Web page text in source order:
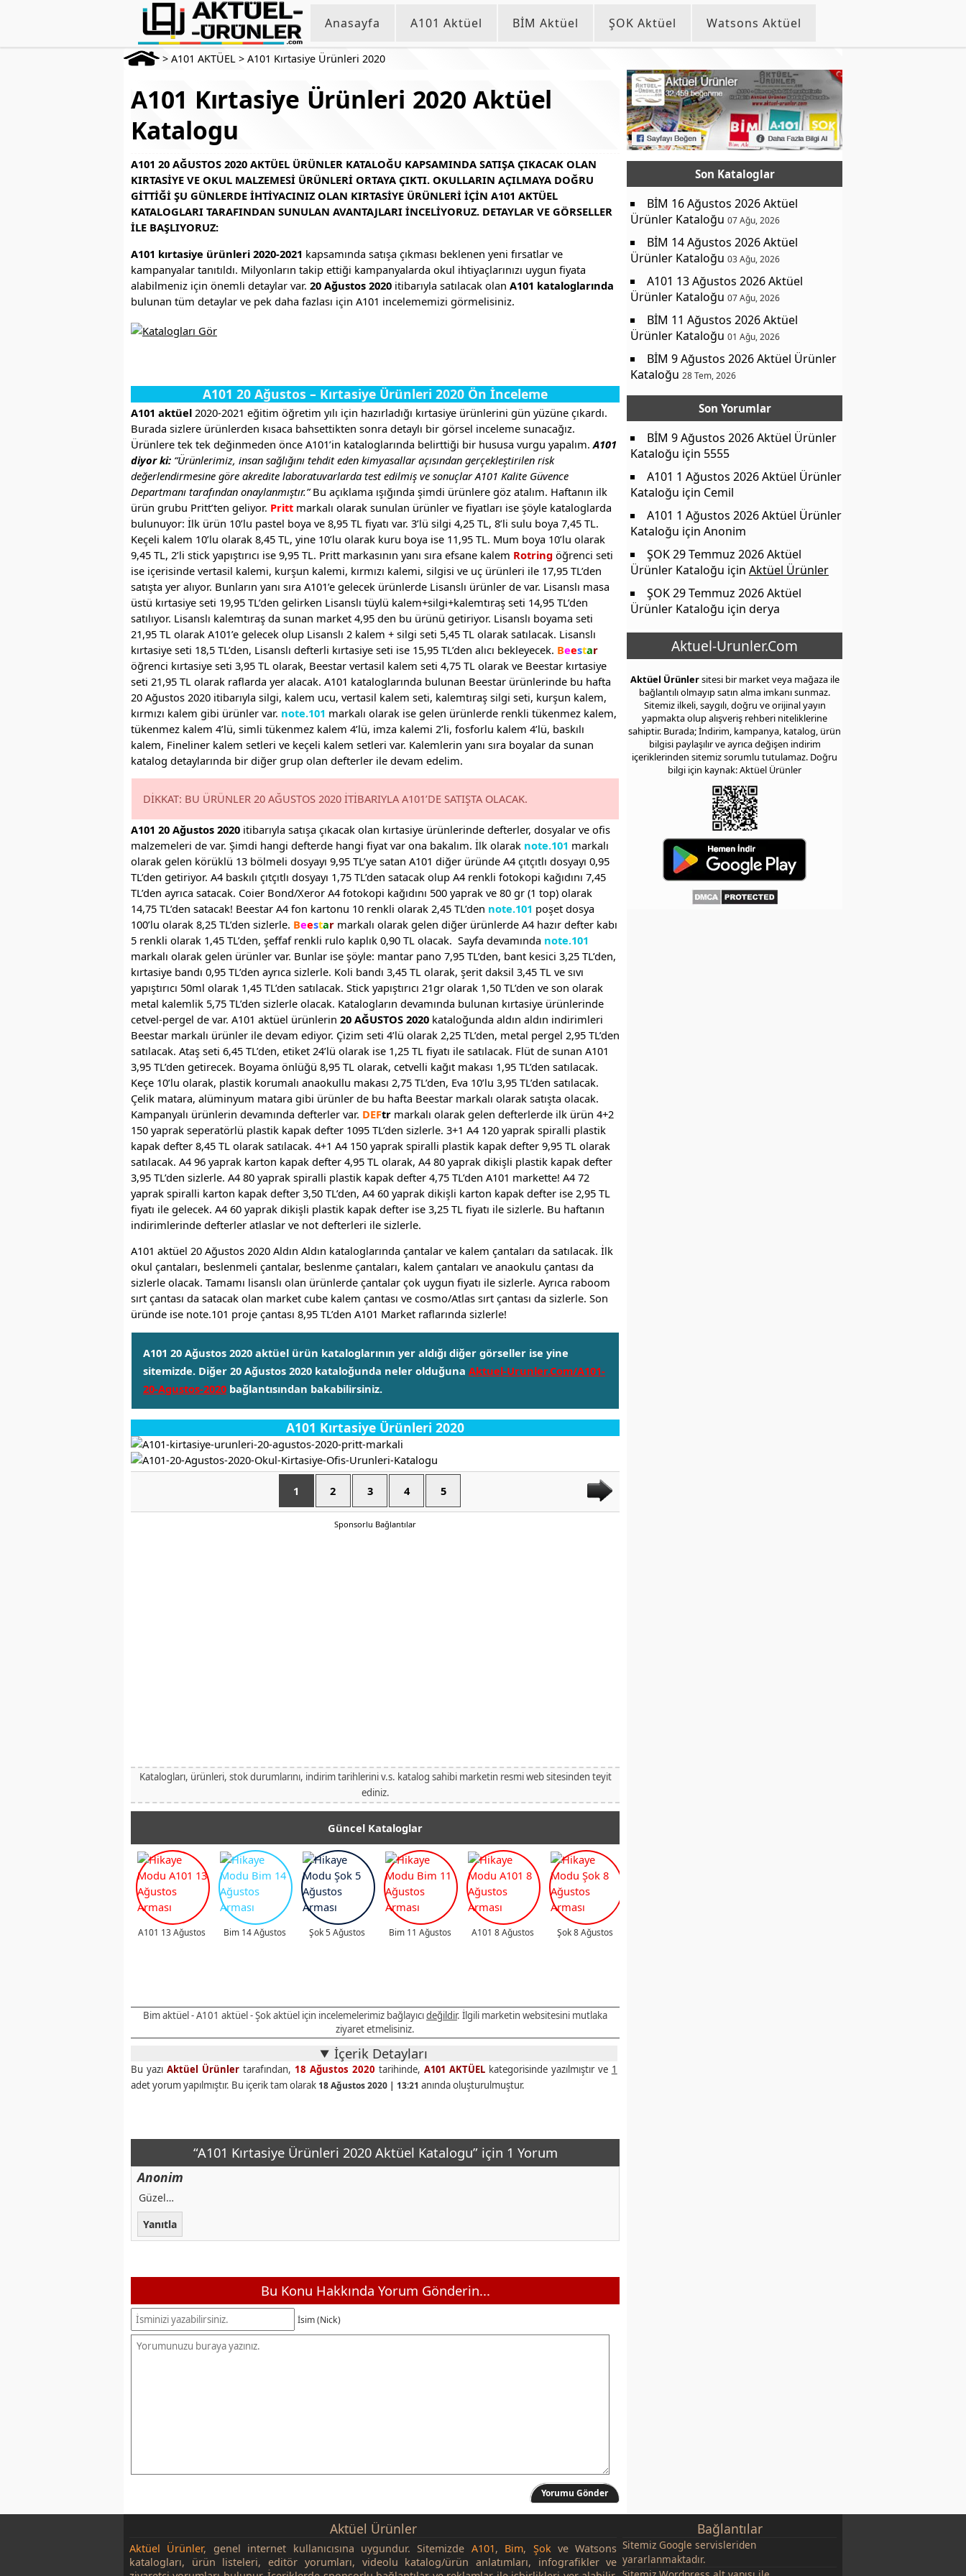
Anasayfa A101 Aktüel BİM Aktüel ŞOK Aktüel Watsons Aktüel
> A101 AKTÜEL > A101 Kırtasiye Ürünleri 2020
A101 Kırtasiye Ürünleri 2020 Aktüel
Katalogu
A101 20 AĞUSTOS 2020 AKTÜEL ÜRÜNLER KATALOĞU KAPSAMINDA SATIŞA ÇIKACAK OLAN
KIRTASIYE VE OKUL MALZEMESI ÜRÜNLERI ORTAYA ÇIKTI. OKULLARIN AÇILMAYA DOĞRU
GITTIĞI ŞU GÜNLERDE IHTIYACINIZ OLAN KIRTASIYE ÜRÜNLERI IÇIN A101 AKTÜEL
KATALOGLARI TARAFINDAN SUNULAN AVANTAJLARI INCELIYORUZ. DETAYLAR VE GÖRSELLER
ILE BAŞLIYORUZ:
A101 kırtasiye ürünleri 2020-2021 kapsamında satışa çıkması beklenen yeni fırsatlar ve
kampanyalar tanıtıldı. Milyonların takip ettiği kampanyalarda okul ihtiyaçlarınızı uygun fiyata
alabilmeniz için önemli detaylar var. 20 Ağustos 2020 itibarıyla satılacak olan A101 kataloglarında
bulunan tüm detaylar ve pek daha fazlası için A101 incelememizi görmelisiniz.
A101 20 Ağustos – Kırtasiye Ürünleri 2020 Ön İnceleme
A101 aktüel 2020-2021 eğitim öğretim yılı için hazırladığı kırtasiye ürünlerini gün yüzüne çıkardı.
Burada sizlere ürünlerden kısaca bahsettikten sonra detaylı bir görsel inceleme sunacağız.
Ürünlere tek tek değinmeden önce A101’in kataloglarında belirttiği bir hususa vurgu yapalım.A101
diyor ki: “Ürünlerimiz, insan sağlığını tehdit eden kimyasallar açısından gerçekleştirilen risk
değerlendirmesine göre akredite laboratuvarlarda test edilmiş ve sonuçlar A101 Kalite Güvence
Departmanı tarafından onaylanmıştır.”Bu açıklama ışığında şimdi ürünlere göz atalım. Haftanın ilk
ürün grubu Pritt’ten geliyor. Pritt markalı olarak sunulan ürünler ve fiyatları ise şöyle kataloglarda
bulunuyor: İlk ürün 10’lu pastel boya ve 8,95 TL fiyatı var. 3’lü silgi 4,25 TL, 8’li sulu boya 7,45 TL.
Keçeli kalem 10’lu olarak 8,45 TL, yine 10’lu olarak kuru boya ise 11,95 TL. Mum boya 10’lu olarak
9,45 TL, 2’li stick yapıştırıcı ise 9,95 TL. Pritt markasının yanı sıra efsane kalem Rotring öğrenci seti
ise içerisinde vertasil kalemi, kurşun kalemi, kırmızı kalemi, silgisi ve uç ürünleri ile 17,95 TL’den
satışta yer alıyor. Bunların yanı sıra A101’e gelecek ürünlerde Lisanslı ürünler de var. Lisanslı masa
üstü kırtasiye seti 19,95 TL’den gelirken Lisanslı tüylü kalem+silgi+kalemtıraş seti 14,95 TL’den
satılıyor. Lisanslı kalemtıraş da sunan market 4,95 den bu ürünü getiriyor. Lisanslı boyama seti
21,95 TL olarak A101’e gelecek olup Lisanslı 2 kalem + silgi seti 5,45 TL olarak satılacak. Lisanslı
kırtasiye seti 18,5 TL’den, Lisanslı defterli kırtasiye seti ise 15,95 TL’den alıcı bekleyecek. Beestar
öğrenci kırtasiye seti 3,95 TL olarak, Beestar vertasil kalem seti 4,75 TL olarak ve Beestar kırtasiye
seti 21,95 TL olarak raflarda yer alacak. A101 kataloglarında bulunan Beestar ürünlerinde bu hafta
20 Ağustos 2020 itibarıyla silgi, kalem ucu, vertasil kalem seti, kalemtıraş silgi seti, kurşun kalem,
kırmızı kalem gibi ürünler var. note.101 markalı olarak ise gelen ürünlerde renkli tükenmez kalem,
tükenmez kalem 4’lü, simli tükenmez kalem 4’lü, imza kalemi 2’li, fosforlu kalem 4’lü, baskılı
kalem, Fineliner kalem setleri ve keçeli kalem setleri var. Kalemlerin yanı sıra boyalar da sunan
katalog detaylarında bir diğer grup olan defterler ile devam edelim.
DİKKAT: BU ÜRÜNLER 20 AĞUSTOS 2020 İTİBARIYLA A101’DE SATIŞTA OLACAK.
A101 20 Ağustos 2020 itibarıyla satışa çıkacak olan kırtasiye ürünlerinde defterler, dosyalar ve ofis
malzemeleri de var. Şimdi hangi defterde hangi fiyat var ona bakalım. İlk olarak note.101 markalı
olarak gelen körüklü 13 bölmeli dosyayı 9,95 TL’ye satan A101 diğer üründe A4 çıtçıtlı dosyayı 0,95
TL’den getiriyor. A4 baskılı çıtçıtlı dosyayı 1,75 TL’den satacak olup A4 renkli fotokopi kağıdını 7,45
TL’den ayrıca satacak. Coier Bond/Xeror A4 fotokopi kağıdını 500 yaprak ve 80 gr (1 top) olarak
14,75 TL’den satacak! Beestar A4 fon kartonu 10 renkli olarak 2,45 TL’den note.101 poşet dosya
100’lu olarak 8,25 TL’den sizlerle. Beestar markalı olarak gelen diğer ürünlerde A4 hazır defter kabı
5 renkli olarak 1,45 TL’den, şeffaf renkli rulo kaplık 0,90 TL olacak. Sayfa devamında note.101
markalı olarak gelen ürünler var. Bunlar ise şöyle: mantar pano 7,95 TL’den, bant kesici 3,25 TL’den,
kırtasiye bandı 0,95 TL’den ayrıca sizlerle. Koli bandı 3,45 TL olarak, şerit daksil 3,45 TL ve sıvı
yapıştırıcı 50ml olarak 1,45 TL’den satılacak. Stick yapıştırıcı 21gr olarak 1,50 TL’den ve son olarak
metal kalemlik 5,75 TL’den sizlerle olacak. Katalogların devamında bulunan kırtasiye ürünlerinde
cetvel-pergel de var. A101 aktüel ürünlerin 20 AĞUSTOS 2020 kataloğunda aldın aldın indirimleri
Beestar markalı ürünler ile devam ediyor. Çizim seti 4’lü olarak 2,25 TL’den, metal pergel 2,95 TL’den
satılacak. Ataş seti 6,45 TL’den, etiket 24’lü olarak ise 1,25 TL fiyatı ile satılacak. Flüt de sunan A101
3,95 TL’den getirecek. Boyama önlüğü 8,95 TL olarak, cetvelli kağıt makası 1,95 TL’den satılacak.
Keçe 10’lu olarak, plastik korumalı anaokullu makası 2,75 TL’den, Eva 10’lu 3,95 TL’den satılacak.
Çelik matara, alüminyum matara gibi ürünler de bu hafta Beestar markalı olarak satışta olacak.
Kampanyalı ürünlerin devamında defterler var. DEFtr markalı olarak gelen defterlerde ilk ürün 4+2
150 yaprak seperatörlü plastik kapak defter 1095 TL’den sizlerle. 3+1 A4 120 yaprak spiralli plastik
kapak defter 8,45 TL olarak satılacak. 4+1 A4 150 yaprak spiralli plastik kapak defter 9,95 TL olarak
satılacak. A4 96 yaprak karton kapak defter 4,95 TL olarak, A4 80 yaprak dikişli plastik kapak defter
3,95 TL’den sizlerle. A4 80 yaprak spiralli plastik kapak defter 4,75 TL’den A101 markette! A4 72
yaprak spiralli karton kapak defter 3,50 TL’den, A4 60 yaprak dikişli karton kapak defter ise 2,95 TL
fiyatı ile gelecek. A4 60 yaprak dikişli plastik kapak defter ise 3,25 TL fiyatı ile sizlerle. Bu haftanın
indirimlerinde defterler atlaslar ve not defterleri ile sizlerle.
A101 aktüel 20 Ağustos 2020 Aldın Aldın kataloglarında çantalar ve kalem çantaları da satılacak. İlk
okul çantaları, beslenmeli çantalar, beslenme çantaları, kalem çantaları ve anaokulu çantası da
sizlerle olacak. Tamamı lisanslı olan ürünlerde çantalar çok uygun fiyatı ile sizlerle. Ayrıca raboom
sırt çantası da satacak olan market cube kalem çantası ve cosmo/Atlas sırt çantası da sizlerle. Son
üründe ise note.101 proje çantası 8,95 TL’den A101 Market raflarında sizlerle!
A101 20 Ağustos 2020 aktüel ürün kataloglarının yer aldığı diğer görseller ise yine
sitemizde. Diğer 20 Ağustos 2020 kataloğunda neler olduğuna Aktuel-Urunler.Com/A101-
20-Agustos-2020 bağlantısından bakabilirsiniz.
A101 Kırtasiye Ürünleri 2020
1 2 3 4 5
Sponsorlu Bağlantılar
Katalogları, ürünleri, stok durumlarını, indirim tarihlerini v.s. katalog sahibi marketin resmi web sitesinden teyit
ediniz.
Güncel Kataloglar
A101 13 Ağustos Bim 14 Ağustos Şok 5 Ağustos Bim 11 Ağustos A101 8 Ağustos Şok 8 Ağustos
Bim aktüel - A101 aktüel - Şok aktüel için incelemelerimiz bağlayıcıdeğildir. İlgili marketin websitesini mutlaka
ziyaret etmelisiniz.
İçerik Detayları
Bu yazı Aktüel Ürünlertarafından, 18 Ağustos 2020 tarihinde, A101 AKTÜELkategorisinde yazılmıştır ve 1
adet yorum yapılmıştır. Bu içerik tam olarak 18 Ağustos 2020 | 13:21 anında oluşturulmuştur.
“A101 Kırtasiye Ürünleri 2020 Aktüel Katalogu” için 1 Yorum
Anonim
Güzel…
Yanıtla
Bu Konu Hakkında Yorum Gönderin...
İsim (Nick)
Yorumu Gönder
Son Kataloglar
BİM 16 Ağustos 2026 Aktüel
Ürünler Kataloğu 07 Ağu, 2026
BİM 14 Ağustos 2026 Aktüel
Ürünler Kataloğu 03 Ağu, 2026
A101 13 Ağustos 2026 Aktüel
Ürünler Kataloğu 07 Ağu, 2026
BİM 11 Ağustos 2026 Aktüel
Ürünler Kataloğu 01 Ağu, 2026
BİM 9 Ağustos 2026 Aktüel Ürünler
Kataloğu 28 Tem, 2026
Son Yorumlar
BİM 9 Ağustos 2026 Aktüel Ürünler
Kataloğu için 5555
A101 1 Ağustos 2026 Aktüel Ürünler
Kataloğu için Cemil
A101 1 Ağustos 2026 Aktüel Ürünler
Kataloğu için Anonim
ŞOK 29 Temmuz 2026 Aktüel
Ürünler Kataloğu için Aktüel Ürünler
ŞOK 29 Temmuz 2026 Aktüel
Ürünler Kataloğu için derya
Aktuel-Urunler.Com
Aktüel Ürünlersitesi bir market veya mağaza ile
bağlantılı olmayıp satın alma imkanı sunmaz.
Sitemiz ilkeli, saygılı, doğru ve orijinal yayın
yapmakta olup alışveriş rehberi niteliklerine
sahiptir. Burada; İndirim, kampanya, katalog, ürün
bilgisi paylaşılır ve ayrıca değişen indirim
içeriklerinden sitemiz sorumlu tutulamaz. Doğru
bilgi için kaynak: Aktüel Ürünler
Aktüel Ürünler
Aktüel Ürünler, genel internet kullanıcısına uygundur. Sitemizde A101, Bim, Şokve Watsons
katalogları, ürün listeleri, editör yorumları, videolu katalog/ürün anlatımları, infografikler ve
Bağlantılar
Sitemiz Google servisleriden
yararlanmaktadır.